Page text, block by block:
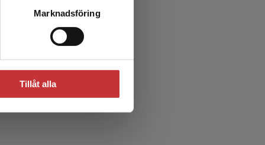
Marknadsföring
Tillåt alla
&